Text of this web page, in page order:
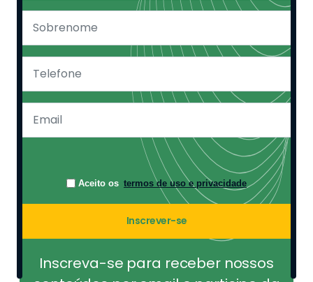
Aceito os termos de uso e privacidade
Inscrever-se
Inscreva-se para receber nossos